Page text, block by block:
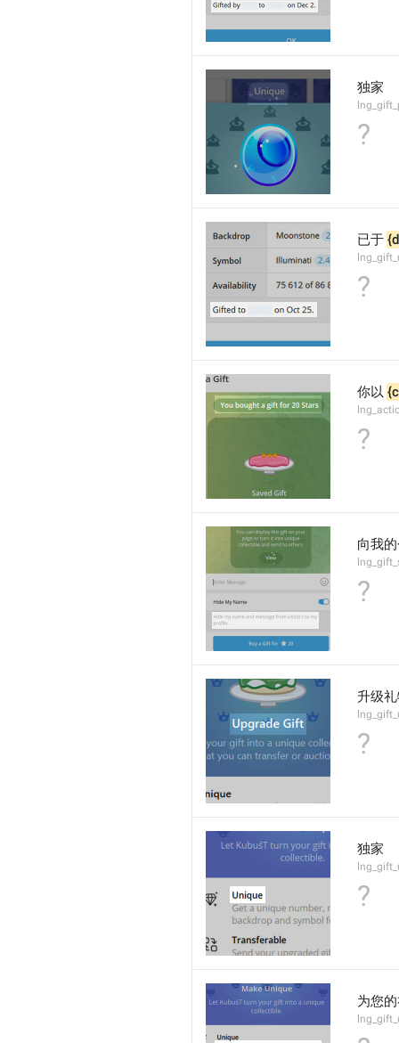
独家
?
已于
?
你以
?
向我
?
升级
?
独家
?
为您